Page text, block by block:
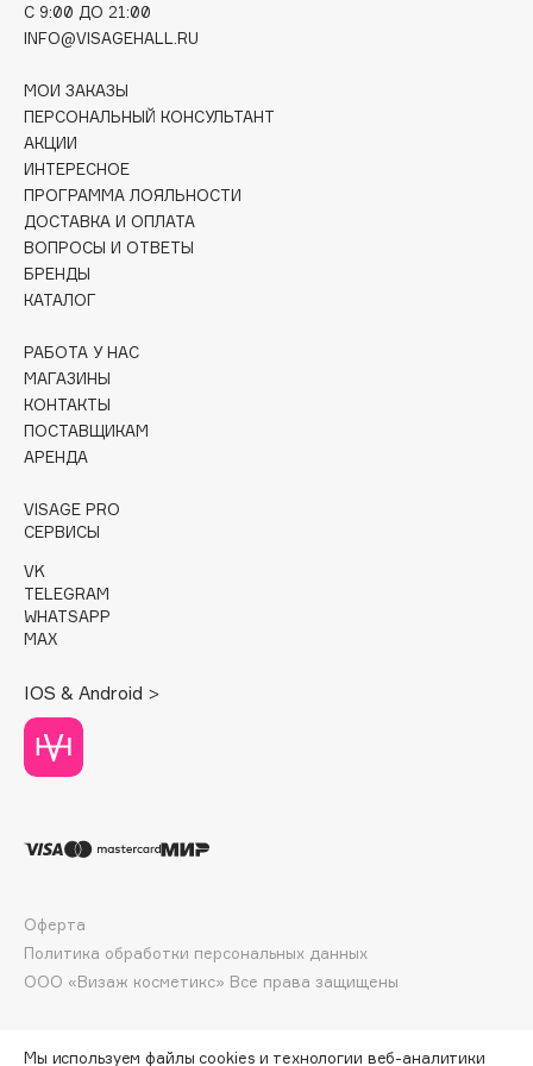
Deonica
Dessange
Dior
Divage
Dolce & Gabbana
Dolomit
Dorco
DP Daily Perfection
Dr. Vranjes Firenze
Dr.Ceuracle
Dr.Jart+
Dyson
E
Eat My
Ecolatier
EGIA
Eigshow
Elemis
Ella Bartsueva Brushes
Emmanuelle Jane
Enough
EpilProfi
Essence
C 9:00 ДО 21:00
INFO@VISAGEHALL.RU
МОИ ЗАКАЗЫ
ПЕРСОНАЛЬНЫЙ КОНСУЛЬТАНТ
АКЦИИ
ИНТЕРЕСНОЕ
ПРОГРАММА ЛОЯЛЬНОСТИ
ДОСТАВКА И ОПЛАТА
ВОПРОСЫ И ОТВЕТЫ
БРЕНДЫ
КАТАЛОГ
РАБОТА У НАС
МАГАЗИНЫ
КОНТАКТЫ
ПОСТАВЩИКАМ
АРЕНДА
VISAGE PRO
СЕРВИСЫ
VK
TELEGRAM
WHATSAPP
MAX
IOS & Android >
ООО «Визаж косметикс» Все права защищены
Оферта
Политика обработки персональных данных
Мы используем файлы cookies и технологии веб-аналитики